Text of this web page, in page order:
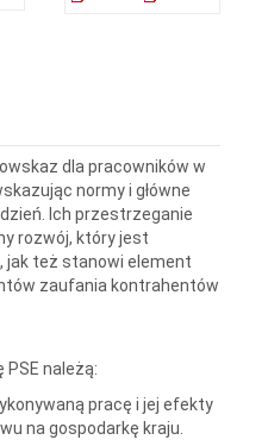
dla pracowników w
normy i główne
Ich przestrzeganie
rozwój, który jest
jak też stanowi element
zaufania kontrahentów
PSE należą:
pracę i jej efekty
na gospodarkę kraju.